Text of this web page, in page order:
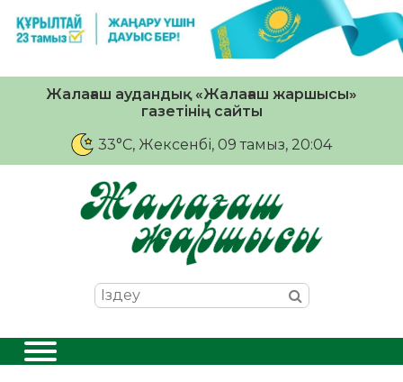
Жалағаш аудандық «Жалағаш жаршысы»
газетінің сайты
33°C, Жексенбі, 09 тамыз, 20:04